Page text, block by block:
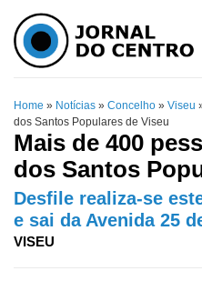
Home » Notícias » Concelho » Viseu
dos Santos Populares de Viseu
Mais de 400
dos Santos
Desfile realiza-se
e sai da Avenida 25
VISEU